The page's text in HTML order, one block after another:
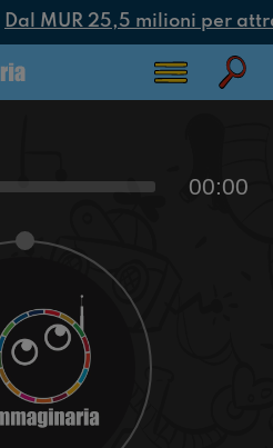
Dal MUR 25,5 milioni per
00:00